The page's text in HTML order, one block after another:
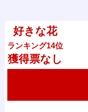
好きな花
ランキング14位
獲得票なし